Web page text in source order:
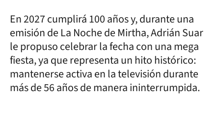
En 2027 cumplirá 100 años y, durante una
emisión de La Noche de Mirtha, Adrián Suar
le propuso celebrar la fecha con una mega
fiesta, ya que representa un hito histórico:
mantenerse activa en la televisión durante
más de 56 años de manera ininterrumpida.